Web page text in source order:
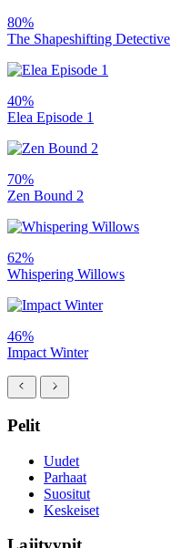
80%
The Shapeshifting Detective
40%
Elea Episode 1
70%
Zen Bound 2
62%
Whispering Willows
46%
Impact Winter
Pelit
Uudet
Parhaat
Suositut
Keskeiset